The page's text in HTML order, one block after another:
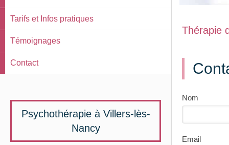
Tarifs et Infos pratiques
Témoignages
Contact
Psychothérapie à Villers-lès-
Nancy
Thérapie
Nom
Email